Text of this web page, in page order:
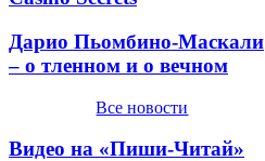
Дарио Пьомбино-Маскали
– о тленном и о вечном
Все новости
Видео на «Пиши-Читай»